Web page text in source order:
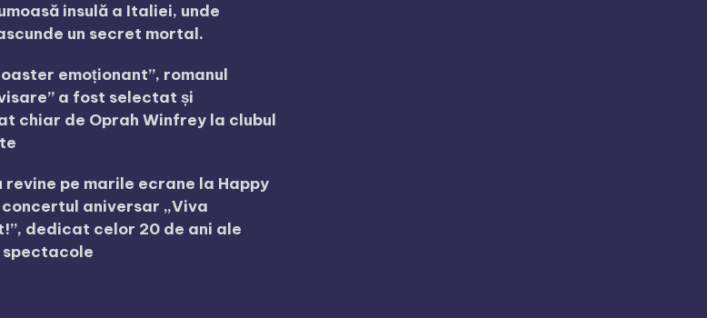
insulă a Italiei, unde
un secret mortal.
emoționant”, romanul
a fost selectat și
chiar de Oprah Winfrey la clubul
revine pe marile ecrane la Happy
concertul aniversar „Viva
dedicat celor 20 de ani ale